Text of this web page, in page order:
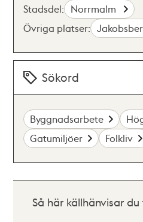
Stadsdel: Norrmalm
Övriga platser:
Sökord
Byggnadsarbete
Gatumiljöer
Folkliv
Så här källhänvisar